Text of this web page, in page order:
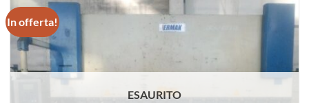
In offerta!
ESAURITO